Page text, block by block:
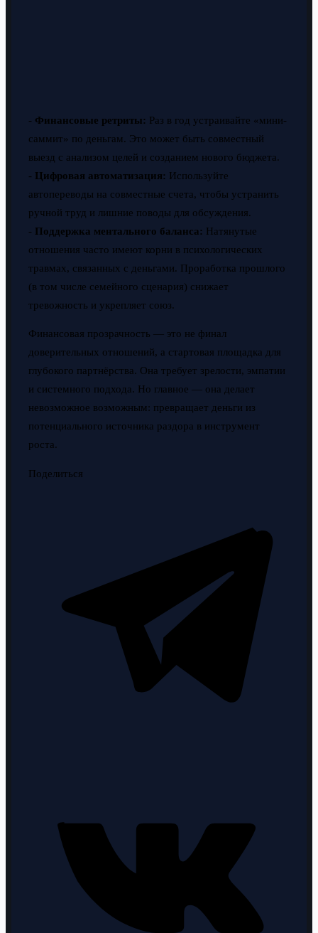
- Финансовые ретриты: Раз в год устраивайте «мини-
саммит» по деньгам. Это может быть совместный
выезд с анализом целей и созданием нового бюджета.
- Цифровая автоматизация: Используйте
автопереводы на совместные счета, чтобы устранить
ручной труд и лишние поводы для обсуждения.
- Поддержка ментального баланса: Натянутые
отношения часто имеют корни в психологических
травмах, связанных с деньгами. Проработка прошлого
(в том числе семейного сценария) снижает
тревожность и укрепляет союз.
Финансовая прозрачность — это не финал
доверительных отношений, а стартовая площадка для
глубокого партнёрства. Она требует зрелости, эмпатии
и системного подхода. Но главное — она делает
невозможное возможным: превращает деньги из
потенциального источника раздора в инструмент
роста.
Поделиться